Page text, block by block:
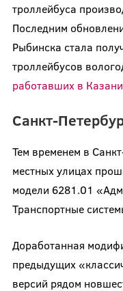
троллейбуса
Последним
Рыбинска стала
троллейбусов
работавших в Казани
Санкт-
Тем временем в
местных улицах
модели 6281.01
Транспортные
Доработанная
предыдущих
версий рядом